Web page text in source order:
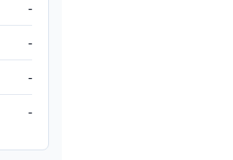
-
-
-
-